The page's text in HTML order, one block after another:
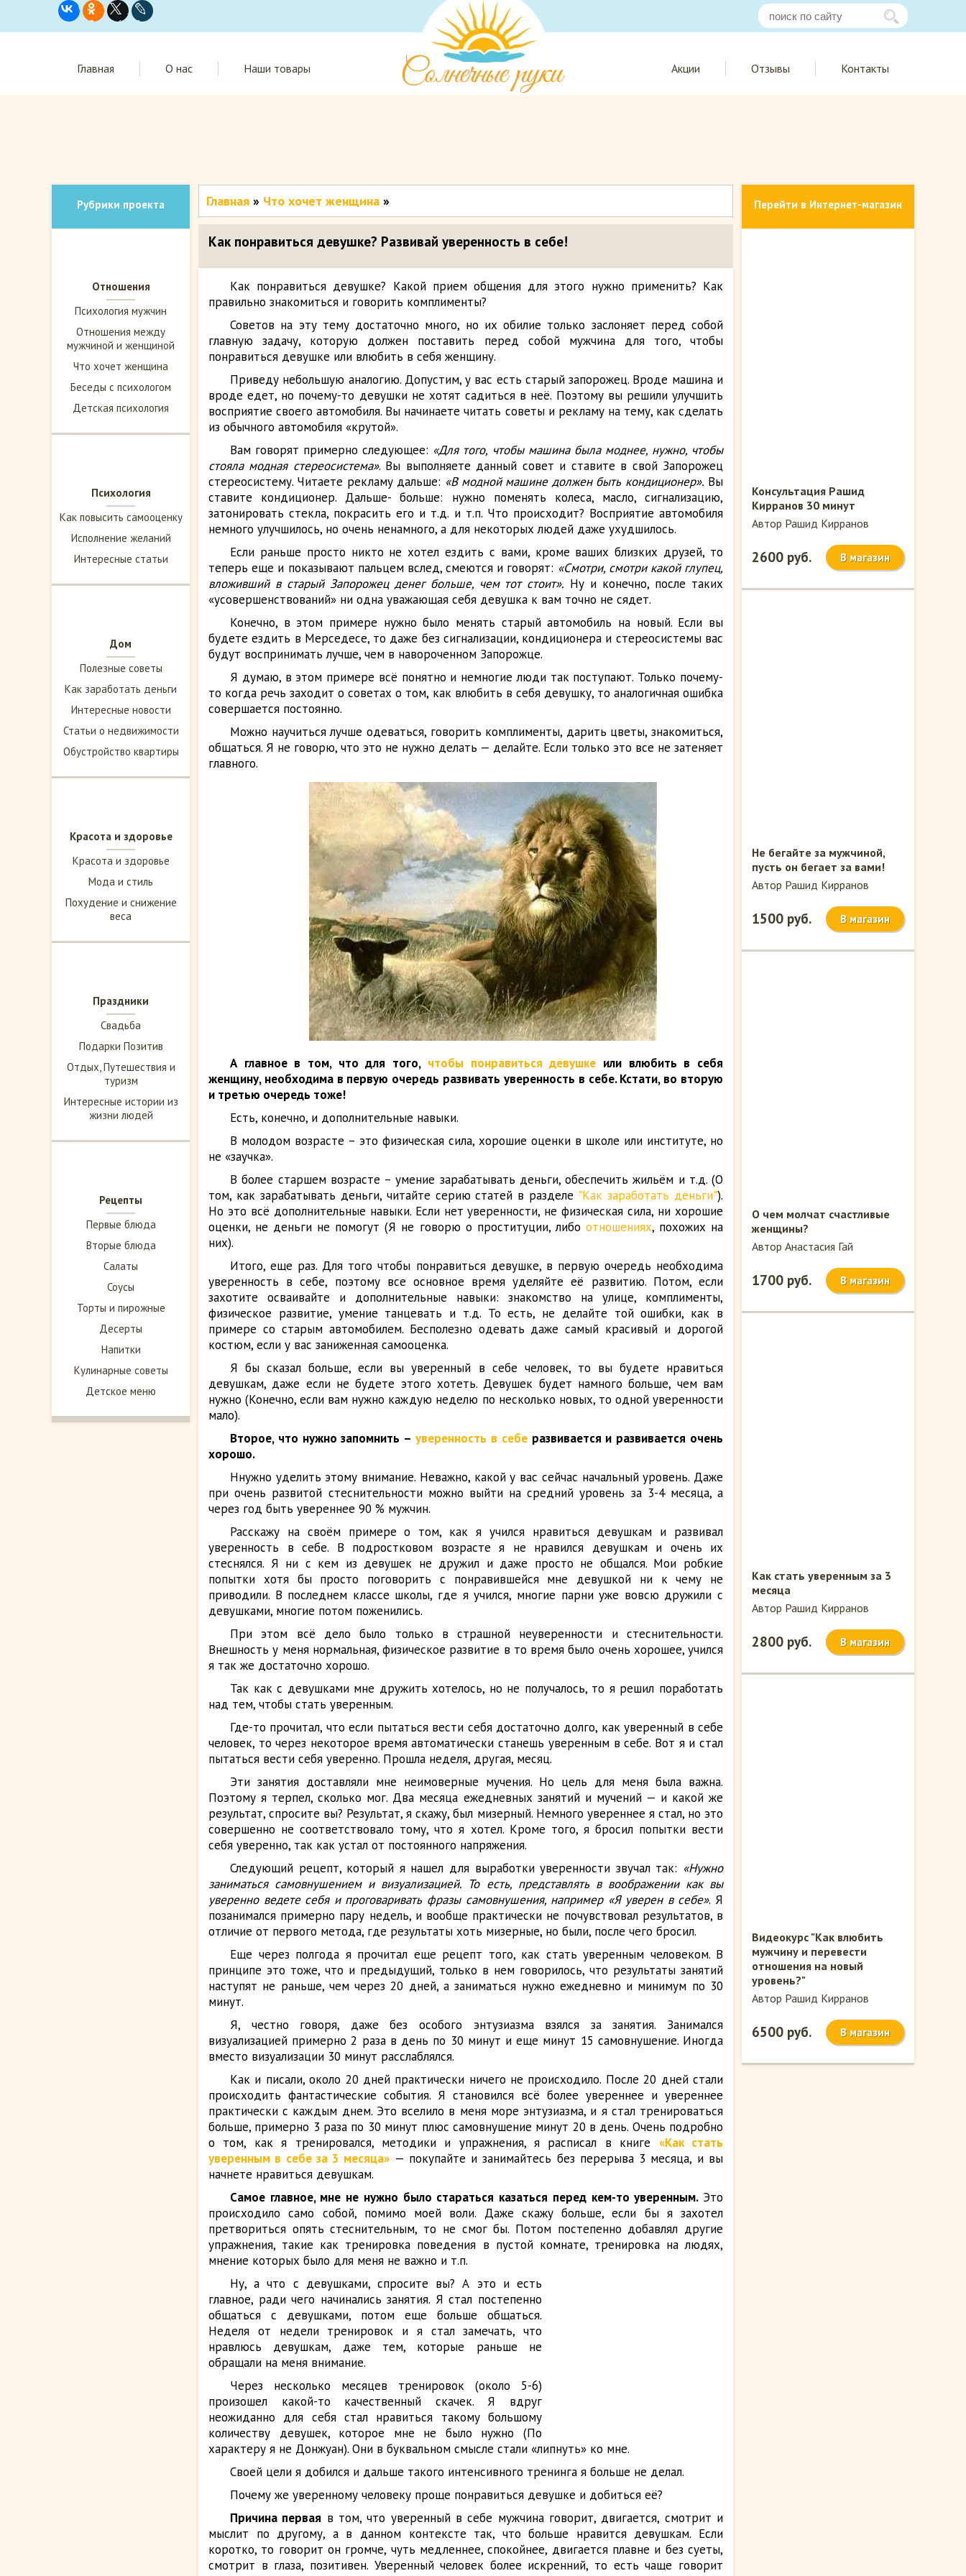
Главная О нас Наши товары Акции Отзывы Контакты
Рубрики проекта
Отношения
Психология мужчин
Отношения между
мужчиной и женщиной
Что хочет женщина
Беседы с психологом
Детская психология
Психология
Как повысить самооценку
Исполнение желаний
Интересные статьи
Дом
Полезные советы
Как заработать деньги
Интересные новости
Статьи о недвижимости
Обустройство квартиры
Красота и здоровье
Красота и здоровье
Мода и стиль
Похудение и снижение
веса
Праздники
Свадьба
Подарки Позитив
Отдых, Путешествия и
туризм
Интересные истории из
жизни людей
Рецепты
Первые блюда
Вторые блюда
Салаты
Соусы
Торты и пирожные
Десерты
Напитки
Кулинарные советы
Детское меню
Главная » Что хочет женщина »
Как понравиться девушке? Развивай уверенность в себе!
Как понравиться девушке? Какой прием общения для этого нужно применить? Как
правильно знакомиться и говорить комплименты?
Советов на эту тему достаточно много, но их обилие только заслоняет перед собой
главную задачу, которую должен поставить перед собой мужчина для того, чтобы
понравиться девушке или влюбить в себя женщину.
Приведу небольшую аналогию. Допустим, у вас есть старый запорожец. Вроде машина и
вроде едет, но почему-то девушки не хотят садиться в неё. Поэтому вы решили улучшить
восприятие своего автомобиля. Вы начинаете читать советы и рекламу на тему, как сделать
из обычного автомобиля «крутой».
Вам говорят примерно следующее: «Для того, чтобы машина была моднее, нужно, чтобы
стояла модная стереосистема». Вы выполняете данный совет и ставите в свой Запорожец
стереосистему. Читаете рекламу дальше: «В модной машине должен быть кондиционер». Вы
ставите кондиционер. Дальше- больше: нужно поменять колеса, масло, сигнализацию,
затонировать стекла, покрасить его и т.д. и т.п. Что происходит? Восприятие автомобиля
немного улучшилось, но очень ненамного, а для некоторых людей даже ухудшилось.
Если раньше просто никто не хотел ездить с вами, кроме ваших близких друзей, то
теперь еще и показывают пальцем вслед, смеются и говорят: «Смотри, смотри какой глупец,
вложивший в старый Запорожец денег больше, чем тот стоит». Ну и конечно, после таких
«усовершенствований» ни одна уважающая себя девушка к вам точно не сядет.
Конечно, в этом примере нужно было менять старый автомобиль на новый. Если вы
будете ездить в Мерседесе, то даже без сигнализации, кондиционера и стереосистемы вас
будут воспринимать лучше, чем в навороченном Запорожце.
Я думаю, в этом примере всё понятно и немногие люди так поступают. Только почему-
то когда речь заходит о советах о том, как влюбить в себя девушку, то аналогичная ошибка
совершается постоянно.
Можно научиться лучше одеваться, говорить комплименты, дарить цветы, знакомиться,
общаться. Я не говорю, что это не нужно делать — делайте. Если только это все не затеняет
главного.
А главное в том, что для того, чтобы понравиться девушке или влюбить в себя
женщину, необходима в первую очередь развивать уверенность в себе. Кстати, во вторую
и третью очередь тоже!
Есть, конечно, и дополнительные навыки.
В молодом возрасте – это физическая сила, хорошие оценки в школе или институте, но
не «заучка».
В более старшем возрасте – умение зарабатывать деньги, обеспечить жильём и т.д. (О
том, как зарабатывать деньги, читайте серию статей в разделе "Как заработать деньги").
Но это всё дополнительные навыки. Если нет уверенности, не физическая сила, ни хорошие
оценки, не деньги не помогут (Я не говорю о проституции, либо отношениях, похожих на
них).
Итого, еще раз. Для того чтобы понравиться девушке, в первую очередь необходима
уверенность в себе, поэтому все основное время уделяйте её развитию. Потом, если
захотите осваивайте и дополнительные навыки: знакомство на улице, комплименты,
физическое развитие, умение танцевать и т.д. То есть, не делайте той ошибки, как в
примере со старым автомобилем. Бесполезно одевать даже самый красивый и дорогой
костюм, если у вас заниженная самооценка.
Я бы сказал больше, если вы уверенный в себе человек, то вы будете нравиться
девушкам, даже если не будете этого хотеть. Девушек будет намного больше, чем вам
нужно (Конечно, если вам нужно каждую неделю по несколько новых, то одной уверенности
мало).
Второе, что нужно запомнить –уверенность в себеразвивается и развивается очень
хорошо.
Ннужно уделить этому внимание. Неважно, какой у вас сейчас начальный уровень. Даже
при очень развитой стеснительности можно выйти на средний уровень за 3-4 месяца, а
через год быть увереннее 90 % мужчин.
Расскажу на своём примере о том, как я учился нравиться девушкам и развивал
уверенность в себе. В подростковом возрасте я не нравился девушкам и очень их
стеснялся. Я ни с кем из девушек не дружил и даже просто не общался. Мои робкие
попытки хотя бы просто поговорить с понравившейся мне девушкой ни к чему не
приводили. В последнем классе школы, где я учился, многие парни уже вовсю дружили с
девушками, многие потом поженились.
При этом всё дело было только в страшной неуверенности и стеснительности.
Внешность у меня нормальная, физическое развитие в то время было очень хорошее, учился
я так же достаточно хорошо.
Так как с девушками мне дружить хотелось, но не получалось, то я решил поработать
над тем, чтобы стать уверенным.
Где-то прочитал, что если пытаться вести себя достаточно долго, как уверенный в себе
человек, то через некоторое время автоматически станешь уверенным в себе. Вот я и стал
пытаться вести себя уверенно. Прошла неделя, другая, месяц.
Эти занятия доставляли мне неимоверные мучения. Но цель для меня была важна.
Поэтому я терпел, сколько мог. Два месяца ежедневных занятий и мучений — и какой же
результат, спросите вы? Результат, я скажу, был мизерный. Немного увереннее я стал, но это
совершенно не соответствовало тому, что я хотел. Кроме того, я бросил попытки вести
себя уверенно, так как устал от постоянного напряжения.
Следующий рецепт, который я нашел для выработки уверенности звучал так: «Нужно
заниматься самовнушением и визуализацией. То есть, представлять в воображении как вы
уверенно ведете себя и проговаривать фразы самовнушения, например «Я уверен в себе». Я
позанимался примерно пару недель, и вообще практически не почувствовал результатов, в
отличие от первого метода, где результаты хоть мизерные, но были, после чего бросил.
Еще через полгода я прочитал еще рецепт того, как стать уверенным человеком. В
принципе это тоже, что и предыдущий, только в нем говорилось, что результаты занятий
наступят не раньше, чем через 20 дней, а заниматься нужно ежедневно и минимум по 30
минут.
Я, честно говоря, даже без особого энтузиазма взялся за занятия. Занимался
визуализацией примерно 2 раза в день по 30 минут и еще минут 15 самовнушение. Иногда
вместо визуализации 30 минут расслаблялся.
Как и писали, около 20 дней практически ничего не происходило. После 20 дней стали
происходить фантастические события. Я становился всё более увереннее и увереннее
практически с каждым днем. Это вселило в меня море энтузиазма, и я стал тренироваться
больше, примерно 3 раза по 30 минут плюс самовнушение минут 20 в день. Очень подробно
о том, как я тренировался, методики и упражнения, я расписал в книге «Как стать
уверенным в себе за 3 месяца» — покупайте и занимайтесь без перерыва 3 месяца, и вы
начнете нравиться девушкам.
Самое главное, мне не нужно было стараться казаться перед кем-то уверенным. Это
происходило само собой, помимо моей воли. Даже скажу больше, если бы я захотел
претвориться опять стеснительным, то не смог бы. Потом постепенно добавлял другие
упражнения, такие как тренировка поведения в пустой комнате, тренировка на людях,
мнение которых было для меня не важно и т.п.
Ну, а что с девушками, спросите вы? А это и есть
главное, ради чего начинались занятия. Я стал постепенно
общаться с девушками, потом еще больше общаться.
Неделя от недели тренировок и я стал замечать, что
нравлюсь девушкам, даже тем, которые раньше не
обращали на меня внимание.
Через несколько месяцев тренировок (около 5-6)
произошел какой-то качественный скачек. Я вдруг
неожиданно для себя стал нравиться такому большому
количеству девушек, которое мне не было нужно (По
характеру я не Донжуан). Они в буквальном смысле стали «липнуть» ко мне.
Своей цели я добился и дальше такого интенсивного тренинга я больше не делал.
Почему же уверенному человеку проще понравиться девушке и добиться её?
Причина первая в том, что уверенный в себе мужчина говорит, двигается, смотрит и
мыслит по другому, а в данном контексте так, что больше нравится девушкам. Если
коротко, то говорит он громче, чуть медленнее, спокойнее, двигается плавне и без суеты,
смотрит в глаза, позитивен. Уверенный человек более искренний, то есть чаще говорит
Перейти в Интернет-магазин
Консультация Рашид
Кирранов 30 минут
Автор Рашид Кирранов
2600 руб. В магазин
Не бегайте за мужчиной,
пусть он бегает за вами!
Автор Рашид Кирранов
1500 руб. В магазин
О чем молчат счастливые
женщины?
Автор Анастасия Гай
1700 руб. В магазин
Как стать уверенным за 3
месяца
Автор Рашид Кирранов
2800 руб. В магазин
Видеокурс "Как влюбить
мужчину и перевести
отношения на новый
уровень?"
Автор Рашид Кирранов
6500 руб. В магазин